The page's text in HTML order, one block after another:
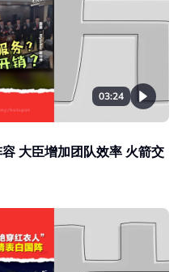
03:24
大臣增加团队效率 火箭交